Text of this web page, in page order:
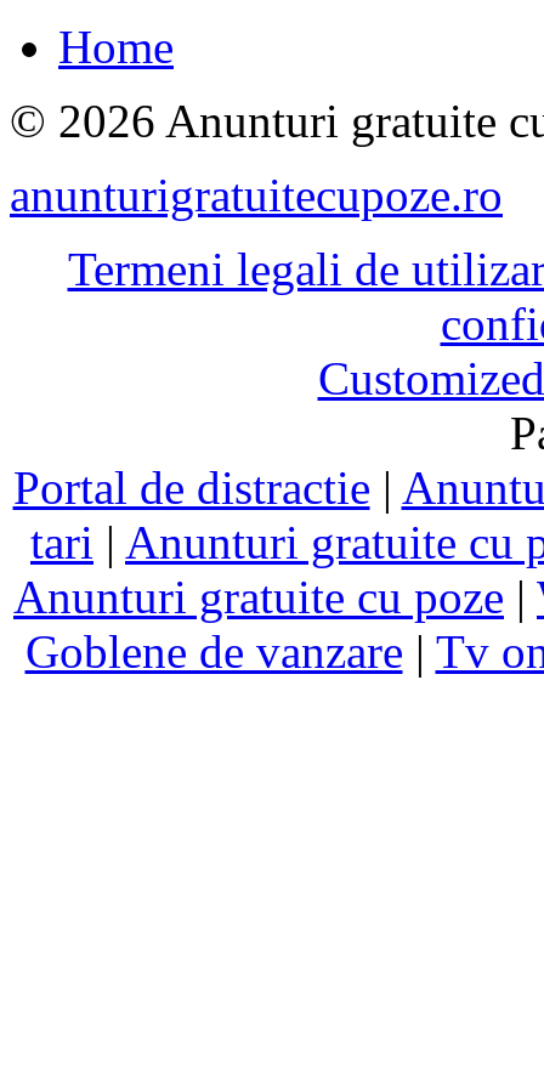
Home
© 2026 Anunturi gratuite
anunturigratuitecupoze.ro
Termeni legali de
Portal de distractie |
tari | Anunturi gratuite cu
Anunturi gratuite cu poze |
Goblene de vanzare | Tv